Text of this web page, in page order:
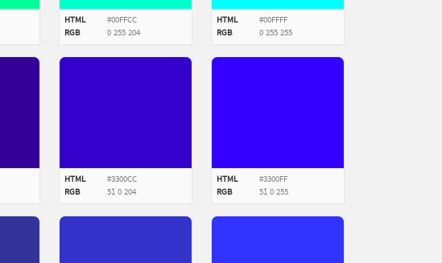
HTML
#00FFCC
RGB
0 255 204
HTML
#00FFFF
RGB
0 255 255
HTML
#3300CC
RGB
51 0 204
HTML
#3300FF
RGB
51 0 255